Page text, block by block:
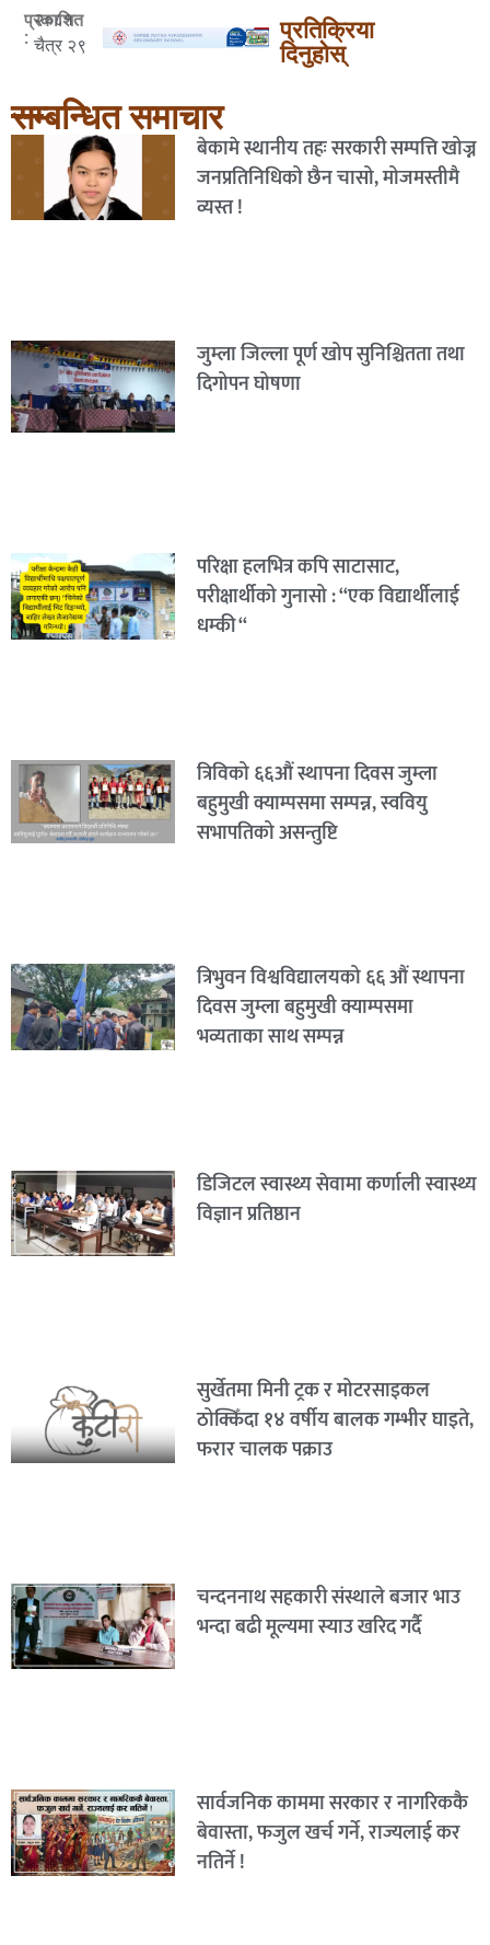
प्रकाशित
:
२०८१
चैत्र २९
प्रतिक्रिया
दिनुहोस्
सम्बन्धित समाचार
बेकामे स्थानीय तहः सरकारी सम्पत्ति खोज्न
जनप्रतिनिधिको छैन चासो, मोजमस्तीमै
व्यस्त !
जुम्ला जिल्ला पूर्ण खोप सुनिश्चितता तथा
दिगोपन घोषणा
परिक्षा हलभित्र कपि साटासाट,
परीक्षार्थीको गुनासो : “एक विद्यार्थीलाई
धम्की “
त्रिविको ६६औं स्थापना दिवस जुम्ला
बहुमुखी क्याम्पसमा सम्पन्न, स्ववियु
सभापतिको असन्तुष्टि
त्रिभुवन विश्वविद्यालयको ६६ औं स्थापना
दिवस जुम्ला बहुमुखी क्याम्पसमा
भव्यताका साथ सम्पन्न
डिजिटल स्वास्थ्य सेवामा कर्णाली स्वास्थ्य
विज्ञान प्रतिष्ठान
सुर्खेतमा मिनी ट्रक र मोटरसाइकल
ठोक्किँदा १४ वर्षीय बालक गम्भीर घाइते,
फरार चालक पक्राउ
चन्दननाथ सहकारी संस्थाले बजार भाउ
भन्दा बढी मूल्यमा स्याउ खरिद गर्दै
सार्वजनिक काममा सरकार र नागरिककै
बेवास्ता, फजुल खर्च गर्ने, राज्यलाई कर
नतिर्ने !